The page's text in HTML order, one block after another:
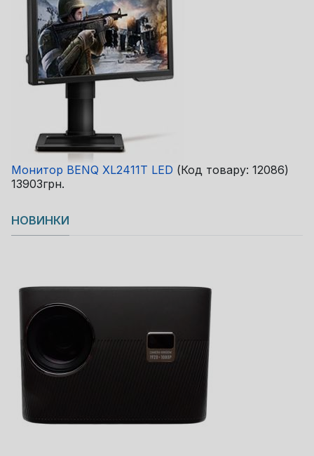
Монитор BENQ XL2411T LED (Код товару: 12086)
13903грн.
НОВИНКИ